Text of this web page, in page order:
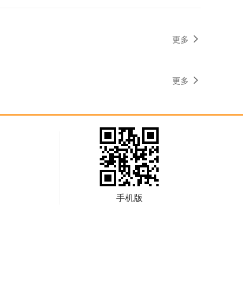
更多
更多
手机版